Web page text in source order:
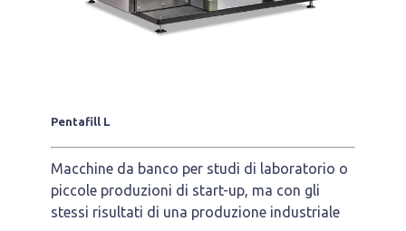
Pentafill L
Macchine da banco per studi di laboratorio o
piccole produzioni di start-up, ma con gli
stessi risultati di una produzione industriale